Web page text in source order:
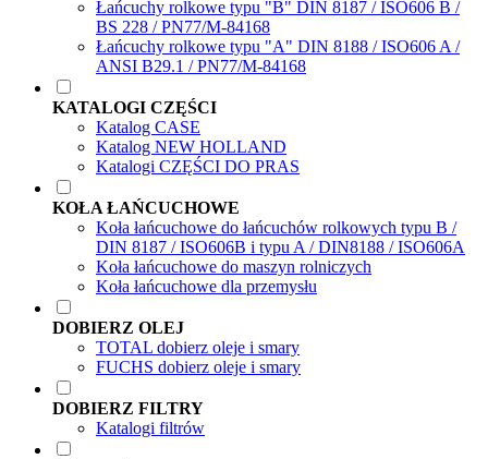
Łańcuchy rolkowe typu "B" DIN 8187 / ISO606 B /
BS 228 / PN77/M-84168
Łańcuchy rolkowe typu "A" DIN 8188 / ISO606 A /
ANSI B29.1 / PN77/M-84168
KATALOGI CZĘŚCI
Katalog CASE
Katalog NEW HOLLAND
Katalogi CZĘŚCI DO PRAS
KOŁA ŁAŃCUCHOWE
Koła łańcuchowe do łańcuchów rolkowych typu B /
DIN 8187 / ISO606B i typu A / DIN8188 / ISO606A
Koła łańcuchowe do maszyn rolniczych
Koła łańcuchowe dla przemysłu
DOBIERZ OLEJ
TOTAL dobierz oleje i smary
FUCHS dobierz oleje i smary
DOBIERZ FILTRY
Katalogi filtrów